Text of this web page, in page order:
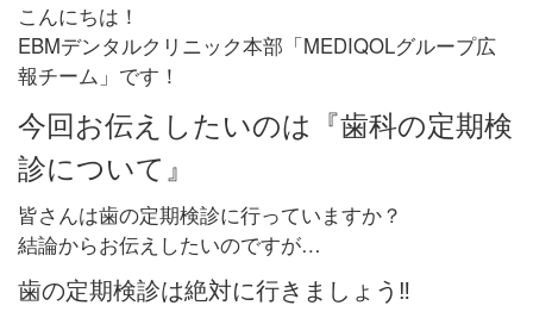
こんにちは！
EBMデンタルクリニック本部「MEDIQOLグループ広
報チーム」です！
今回お伝えしたいのは『歯科の定期検
診について』
皆さんは歯の定期検診に行っていますか？
結論からお伝えしたいのですが…
歯の定期検診は絶対に行きましょう‼︎